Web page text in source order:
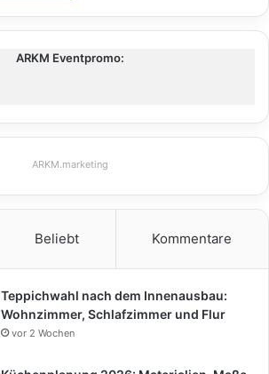
ARKM Eventpromo:
ARKM.marketing
Beliebt Kommentare
Teppichwahl nach dem Innenausbau:
Wohnzimmer, Schlafzimmer und Flur
vor 2 Wochen